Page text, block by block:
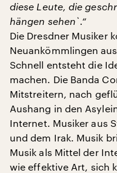
diese Leute, die
hängen sehen`.“
Die Dresdner Musiker
Neuankömmlingen
Schnell entsteht die
machen. Die Banda
Mitstreitern, nach
Aushang in den
Internet. Musiker aus
und dem Irak. Musik
Musik als Mittel der
wie effektive Art, sich